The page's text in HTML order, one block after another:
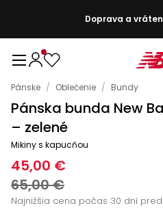
Doprava a
Pánske / Oblečenie / Bundy
Pánska bunda New
– zelené
Mikiny s kapucňou
45,00 €
65,00 €
Najnižšia cena počas 30 dní pred